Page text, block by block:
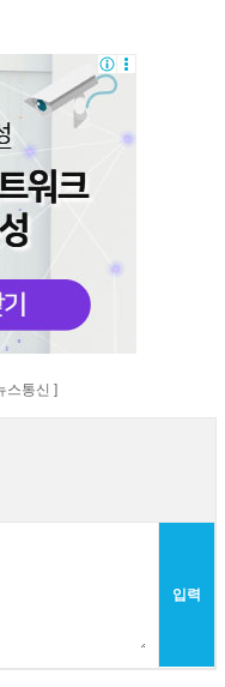
스통신 ]
입력